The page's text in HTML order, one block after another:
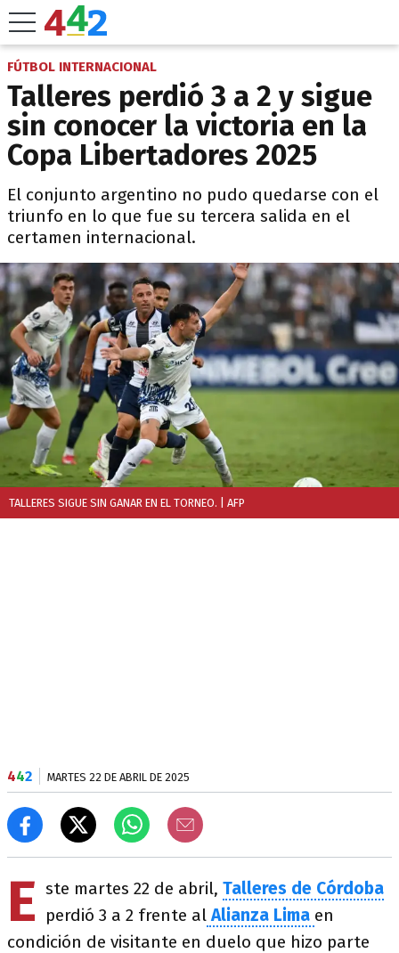
FÚTBOL INTERNACIONAL
Talleres perdió 3 a 2 y sigue
sin conocer la victoria en la
Copa Libertadores 2025
El conjunto argentino no pudo quedarse con el
triunfo en lo que fue su tercera salida en el
certamen internacional.
TALLERES SIGUE SIN GANAR EN EL TORNEO. | AFP
442 MARTES 22 DE ABRIL DE 2025
E ste martes 22 de abril, Talleres de Córdoba
perdió 3 a 2 frente alAlianza Lima en
condición de visitante en duelo que hizo parte